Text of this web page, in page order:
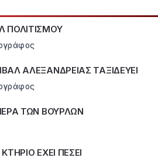
ΠΟΛΙΤΙΣΜΟΥ
ΑΛΕΞΑΝΔΡΕΙΑΣ ΤΑΞΙΔΕΥΕΙ
ΤΩΝ ΒΟΥΡΛΩΝ
ΕΧΕΙ ΠΕΣΕΙ